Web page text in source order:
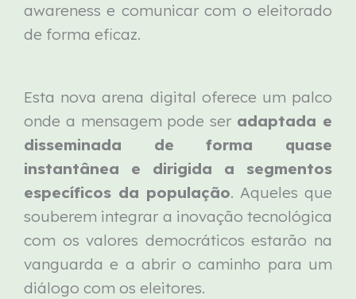
awareness e comunicar com o eleitorado
de forma eficaz.
Esta nova arena digital oferece um palco
onde a mensagem pode ser adaptada e
disseminada de forma quase
instantânea e dirigida a segmentos
específicos da população. Aqueles que
souberem integrar a inovação tecnológica
com os valores democráticos estarão na
vanguarda e a abrir o caminho para um
diálogo com os eleitores.